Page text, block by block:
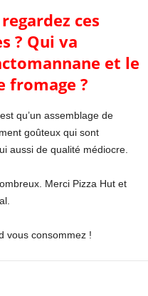
ces
? Qui va
et le
fromage ?
qu’un assemblage de
goûteux qui sont
aussi de qualité médiocre.
Merci Pizza Hut et
vous consommez !